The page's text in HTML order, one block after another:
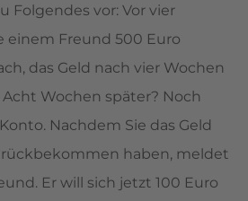
Folgendes vor: Vor vier
einem Freund 500 Euro
das Geld nach vier Wochen
Wochen später? Noch
Nachdem Sie das Geld
haben, meldet
Er will sich jetzt 100 Euro